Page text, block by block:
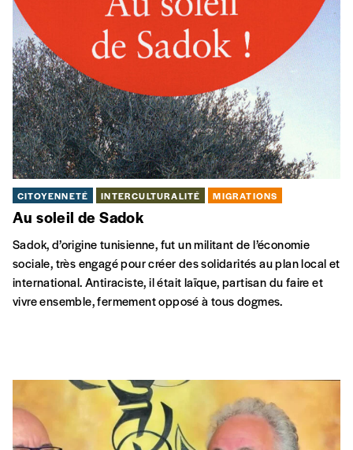
CITOYENNETÉ
Hommage à Sadok Boudoukhane
Sadok Boudoukhane était un bâtisseur d’avenir et
d’émancipation. Nous avons envie de nous souvenir de ses
engagements multiples pour nous en inspirer. C’est que les
défis socio-politico-écologiques ne manquent pas !
VE01 MARS
Centre Bruxellois d'Action Interculturelle,
Bruxelles
ARTS EN MIGRATION MIGRATIONS
L.U.C.A.
À la recherche de nos origines, une odyssée joyeuse et
ARTS EN MIGRATION